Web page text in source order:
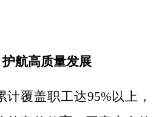
护航高质量发展
计覆盖职工达95%以上，